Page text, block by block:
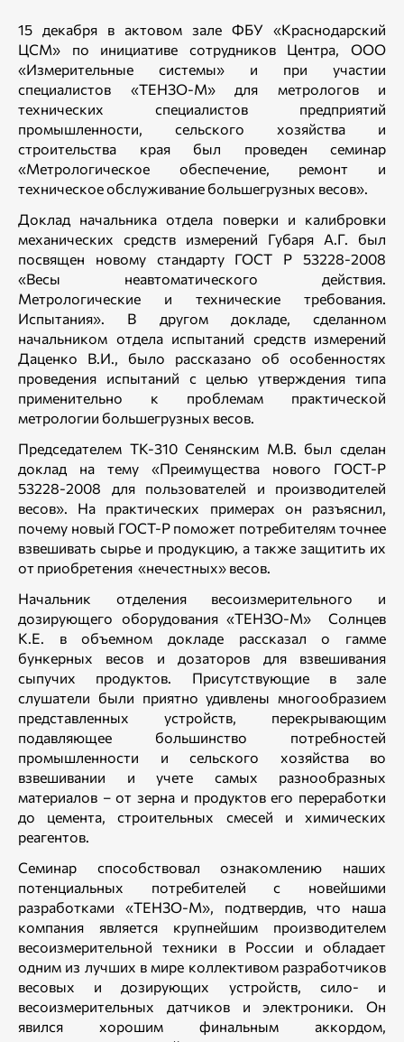
15 декабря в актовом зале ФБУ «Краснодарский
ЦСМ» по инициативе сотрудников Центра, ООО
«Измерительные системы» и при участии
специалистов «ТЕНЗО-М» для метрологов и
технических специалистов предприятий
промышленности, сельского хозяйства и
строительства края был проведен семинар
«Метрологическое обеспечение, ремонт и
техническое обслуживание большегрузных весов».
Доклад начальника отдела поверки и калибровки
механических средств измерений Губаря А.Г. был
посвящен новому стандарту ГОСТ Р 53228-2008
«Весы неавтоматического действия.
Метрологические и технические требования.
Испытания». В другом докладе, сделанном
начальником отдела испытаний средств измерений
Даценко В.И., было рассказано об особенностях
проведения испытаний с целью утверждения типа
применительно к проблемам практической
метрологии большегрузных весов.
Председателем ТК-310 Сенянским М.В. был сделан
доклад на тему «Преимущества нового ГОСТ-Р
53228-2008 для пользователей и производителей
весов». На практических примерах он разъяснил,
почему новый ГОСТ-Р поможет потребителям точнее
взвешивать сырье и продукцию, а также защитить их
от приобретения «нечестных» весов.
Начальник отделения весоизмерительного и
дозирующего оборудования «ТЕНЗО-М» Солнцев
К.Е. в объемном докладе рассказал о гамме
бункерных весов и дозаторов для взвешивания
сыпучих продуктов. Присутствующие в зале
слушатели были приятно удивлены многообразием
представленных устройств, перекрывающим
подавляющее большинство потребностей
промышленности и сельского хозяйства во
взвешивании и учете самых разнообразных
материалов – от зерна и продуктов его переработки
до цемента, строительных смесей и химических
реагентов.
Семинар способствовал ознакомлению наших
потенциальных потребителей с новейшими
разработками «ТЕНЗО-М», подтвердив, что наша
компания является крупнейшим производителем
весоизмерительной техники в России и обладает
одним из лучших в мире коллективом разработчиков
весовых и дозирующих устройств, сило- и
весоизмерительных датчиков и электроники. Он
явился хорошим финальным аккордом,